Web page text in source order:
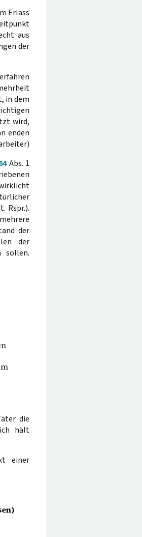
Erlass
aus
der
in dem
wird,
enden
Abs. 1
Rspr.).
der
der
sollen.
die
hält
einer